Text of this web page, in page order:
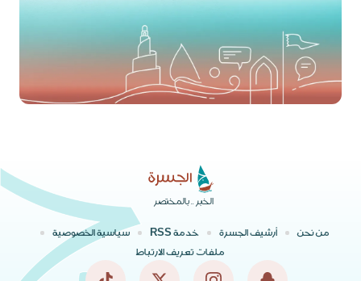
الخبر .. بالمختصر
من نحن أرشيف الجسرة خدمة RSS
سياسية الخصوصية
ملفات تعريف الارتباط